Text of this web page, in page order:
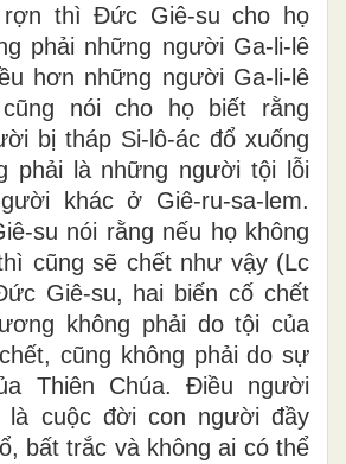
rợn thì Đức Giê-su cho họ
phải những người Ga-li-lê
hơn những người Ga-li-lê
nói cho họ biết rằng
bị tháp Si-lô-ác đổ xuống
phải là những người tội lỗi
khác ở Giê-ru-sa-lem.
su nói rằng nếu họ không
cũng sẽ chết như vậy (Lc
Giê-su, hai biến cố chết
không phải do tội của
cũng không phải do sự
Thiên Chúa. Điều người
là cuộc đời con người đầy
bất trắc và không ai có thể